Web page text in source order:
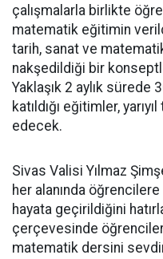
çalışmalarla birlikte
matematik eğitimin
tarih, sanat ve
nakşedildiği bir
Yaklaşık 2 aylık sürede
katıldığı eğitimler,
edecek.
Sivas Valisi Yılmaz
her alanında
hayata geçirildiğini
çerçevesinde
matematik dersini